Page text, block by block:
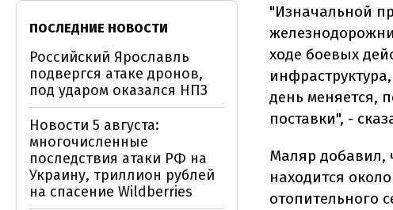
"Изначальной
ходе боевых
день меняется,
поставки", -
Маляр добавил,
находится
отопительного
ПОСЛЕДНИЕ НОВОСТИ
Российский Ярославль
подвергся атаке дронов,
под ударом оказался НПЗ
Новости 5 августа:
многочисленные
последствия атаки РФ на
Украину, триллион рублей
на спасение Wildberries